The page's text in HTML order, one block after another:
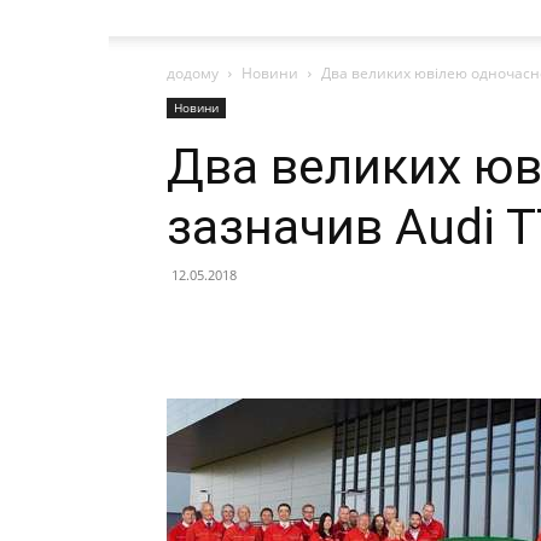
додому Новини Два великих ювілею
Новини
Два великих
зазначив Audi
12.05.2018